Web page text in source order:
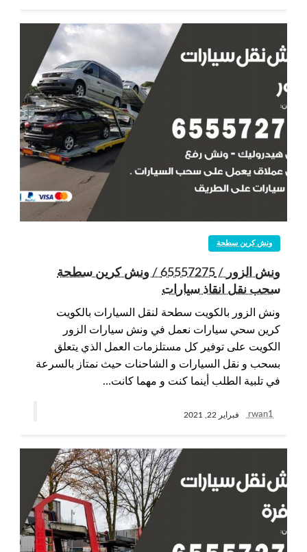
ونش كرين سطحة
ونش الزور / 65557275 / ونش كرين سطحة
سحب نقل انقاذ سيارات
ونش الزور بالكويت سطحة لنقل السيارات بالكويت
كرين سحي سيارات نعمل في ونش سيارات الزور
الكويت على توفير كل مستلزمات العمل الذي يتعلق
بسحب و نقل السيارات و الشاحنات حيث نمتاز بالسرعة
في تلبية الطلب أينما كنت و مهما كانت…
rwan1 فبراير 22, 2021